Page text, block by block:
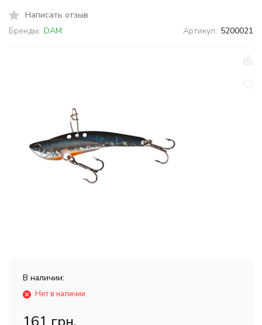
Написать отзыв
Бренды: DAM Артикул: 5200021
В наличии:
Нет в наличии